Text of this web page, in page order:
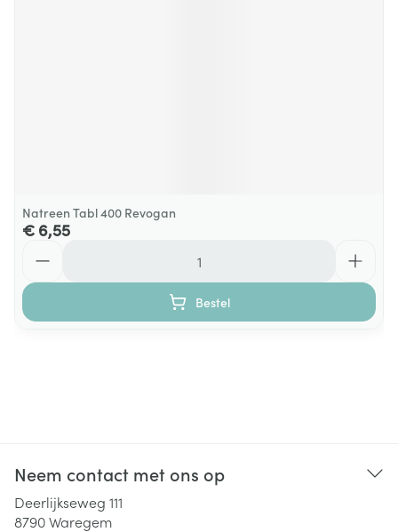
Natreen Tabl 400 Revogan
€ 6,55
Bestel
Neem contact met ons op
Deerlijkseweg 111
8790Waregem